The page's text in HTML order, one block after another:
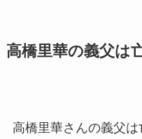
高橋里華の義父は
高橋里華さんの義父